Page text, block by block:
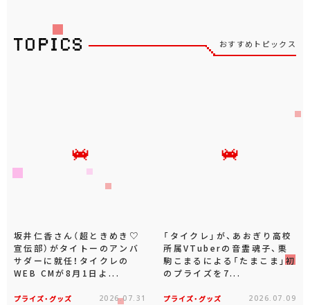
おすすめトピックス
坂井仁香さん（超ときめき♡
宣伝部）がタイトーのアンバ
サダーに就任！タイクレの
WEB CMが8月1日よ...
プライズ・グッズ 2026.07.31
「タイクレ」が、あおぎり高校
所属VTuberの音霊魂子、栗
駒こまるによる「たまこま」初
のプライズを7...
プライズ・グッズ 2026.07.09